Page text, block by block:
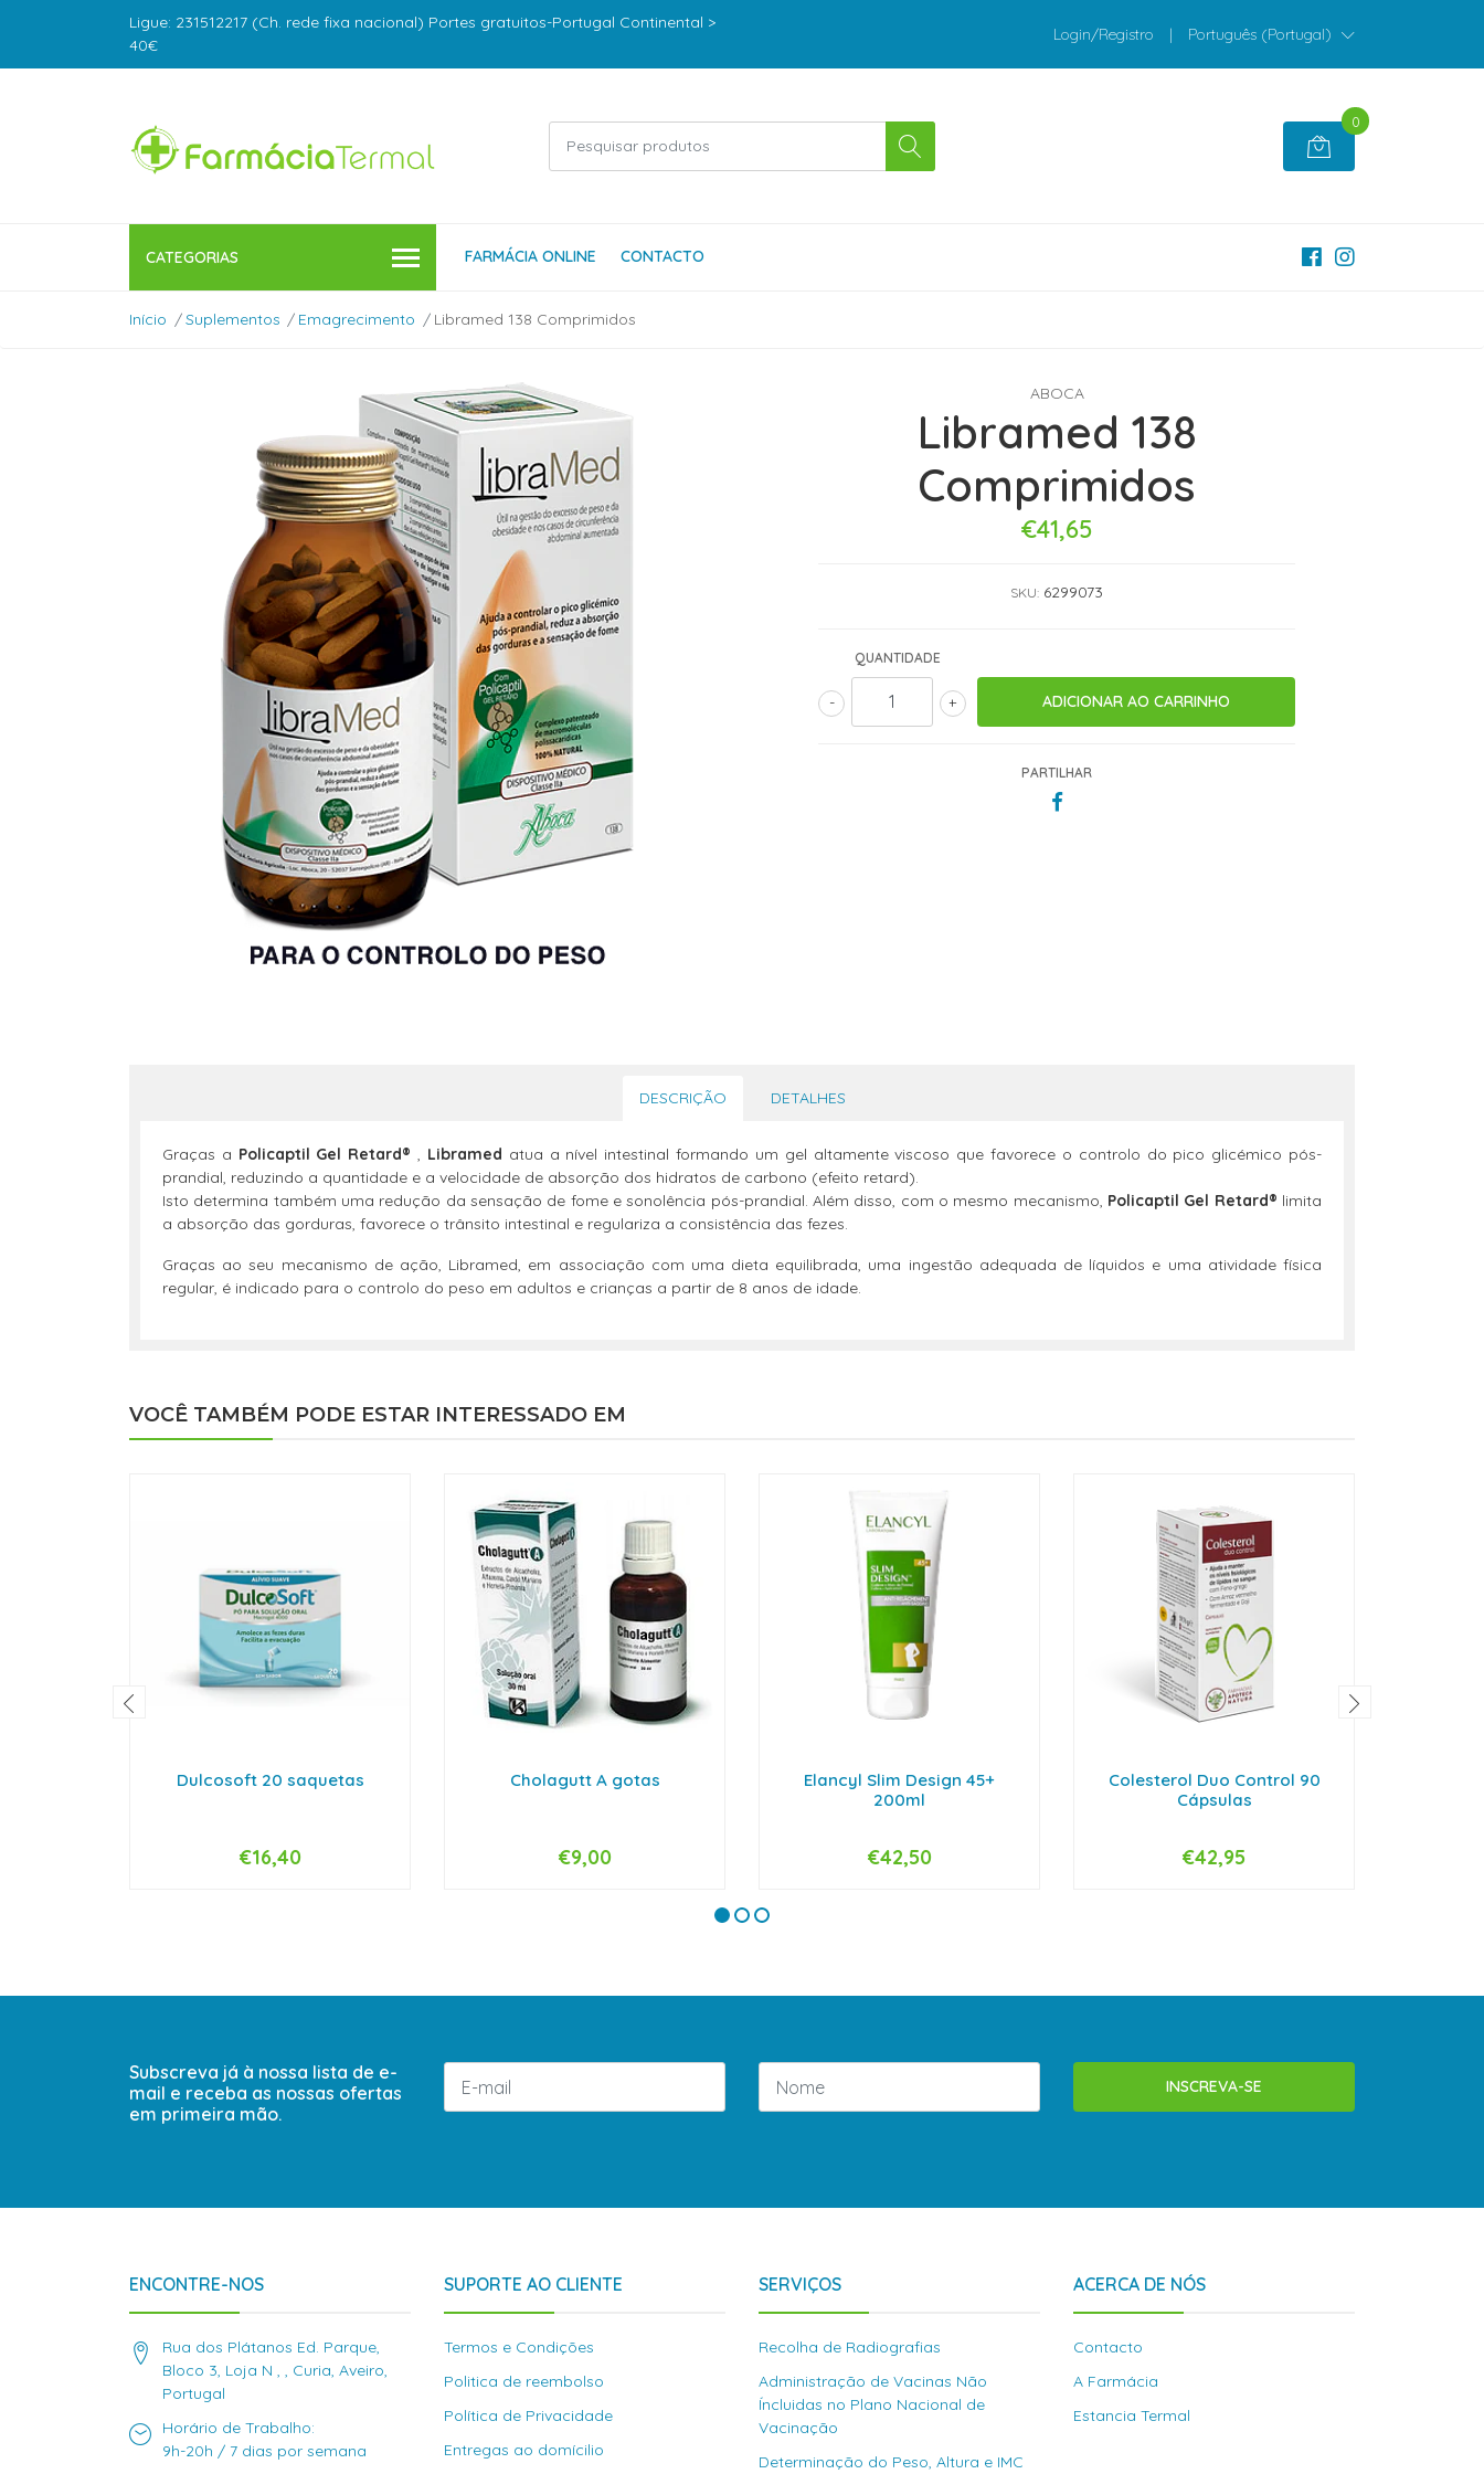
Ligue: 231512217 (Ch. rede fixa nacional) Portes gratuitos-Portugal Continental >
40€
Login/Registro | Português (Portugal)
0
CATEGORIAS FARMÁCIA ONLINE CONTACTO
Início Suplementos Emagrecimento Libramed 138 Comprimidos
ABOCA
Libramed 138
Comprimidos
€41,65
SKU: 6299073
QUANTIDADE
+
-
PARTILHAR
DESCRIÇÃO DETALHES
Graças a Policaptil Gel Retard® , Libramed atua a nível intestinal formando um gel altamente viscoso que favorece o controlo do pico glicémico pós-
prandial, reduzindo a quantidade e a velocidade de absorção dos hidratos de carbono (efeito retard).
Isto determina também uma redução da sensação de fome e sonolência pós-prandial. Além disso, com o mesmo mecanismo, Policaptil Gel Retard® limita
a absorção das gorduras, favorece o trânsito intestinal e regulariza a consistência das fezes.
Graças ao seu mecanismo de ação, Libramed, em associação com uma dieta equilibrada, uma ingestão adequada de líquidos e uma atividade física
regular, é indicado para o controlo do peso em adultos e crianças a partir de 8 anos de idade.
VOCÊ TAMBÉM PODE ESTAR INTERESSADO EM
Dulcosoft 20 saquetas
+
€16,40
Cholagutt A gotas
+
€9,00
Elancyl Slim Design 45+
200ml
+
€42,50
Colesterol Duo Control 90
Cápsulas
+
€42,95
Subscreva já à nossa lista de e-
mail e receba as nossas ofertas
em primeira mão.
INSCREVA-SE
ENCONTRE-NOS
Rua dos Plátanos Ed. Parque,
Bloco 3, Loja N , , Curia, Aveiro,
Portugal
Horário de Trabalho:
9h-20h / 7 dias por semana
SUPORTE AO CLIENTE
Termos e Condições
Politica de reembolso
Política de Privacidade
Entregas ao domícilio
SERVIÇOS
Recolha de Radiografias
Administração de Vacinas Não
Íncluidas no Plano Nacional de
Vacinação
Determinação do Peso, Altura e IMC
ACERCA DE NÓS
Contacto
A Farmácia
Estancia Termal